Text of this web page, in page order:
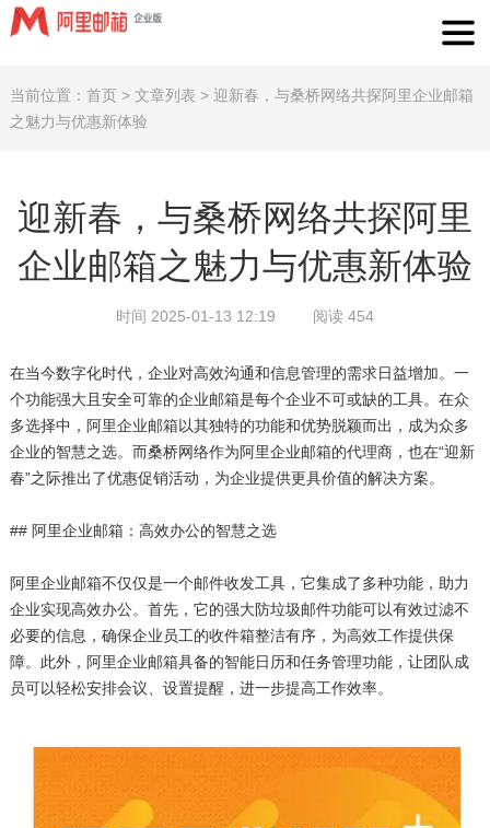
当前位置： 首页> 文章列表 > 迎新春，与桑桥网络共探阿里企业邮箱
之魅力与优惠新体验
迎新春，与桑桥网络共探阿里
企业邮箱之魅力与优惠新体验
时间 2025-01-13 12:19 阅读 454
在当今数字化时代，企业对高效沟通和信息管理的需求日益增加。一
个功能强大且安全可靠的企业邮箱是每个企业不可或缺的工具。在众
多选择中，阿里企业邮箱以其独特的功能和优势脱颖而出，成为众多
企业的智慧之选。而桑桥网络作为阿里企业邮箱的代理商，也在“迎新
春”之际推出了优惠促销活动，为企业提供更具价值的解决方案。
## 阿里企业邮箱：高效办公的智慧之选
阿里企业邮箱不仅仅是一个邮件收发工具，它集成了多种功能，助力
企业实现高效办公。首先，它的强大防垃圾邮件功能可以有效过滤不
必要的信息，确保企业员工的收件箱整洁有序，为高效工作提供保
障。此外，阿里企业邮箱具备的智能日历和任务管理功能，让团队成
员可以轻松安排会议、设置提醒，进一步提高工作效率。